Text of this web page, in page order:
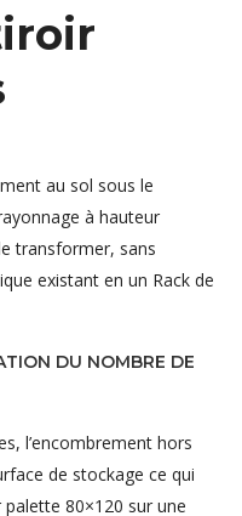
au sol sous le
à hauteur
transformer, sans
existant en un Rack de
DU NOMBRE DE
l’encombrement hors
de stockage ce qui
80×120 sur une